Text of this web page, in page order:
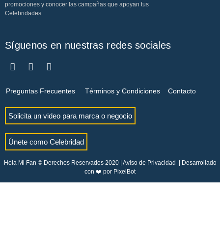
promociones y conocer las campañas que apoyan tus
Celebridades.
Síguenos en nuestras redes sociales
Preguntas Frecuentes Términos y Condiciones Contacto
Solicita un video para marca o negocio
Únete como Celebridad
Hola Mi Fan © Derechos Reservados 2020 | Aviso de Privacidad | Desarrollado
con ❤️ por PixelBot